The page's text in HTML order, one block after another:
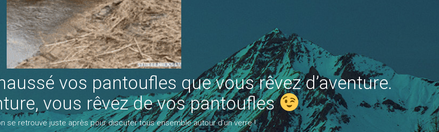
vos pantoufles que vous rêvez d’aventure.
vous rêvez de vos pantoufles
se retrouve juste après pour discuter tous ensemble autour d’un verre !